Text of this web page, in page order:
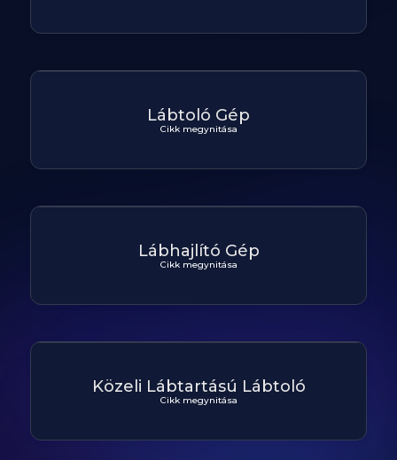
Lábtoló Gép
Cikk megynitása
Lábhajlító Gép
Cikk megynitása
Közeli Lábtartású Lábtoló
Cikk megynitása